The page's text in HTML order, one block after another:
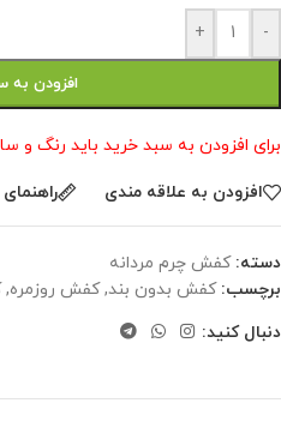
-
+
افزودن به
برای افزودن به سبد خرید باید رنگ و
افزودن به علاقه مندی راهنمای
دسته: کفش چرم مردانه
برچسب: کفش بدون بند, کفش روزمره,
دنبال کنید: